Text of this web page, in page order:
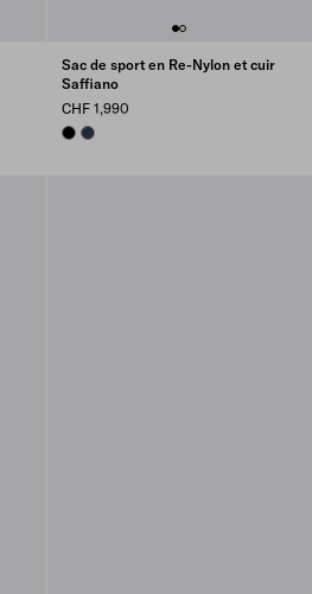
Sac de sport en Re-Nylon et cuir
Saffiano
CHF 1,990
BLACK
NAVY